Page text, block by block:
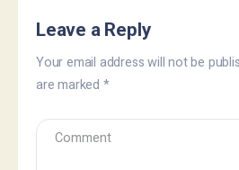
Leave a Reply
Your email address will not be
are marked *